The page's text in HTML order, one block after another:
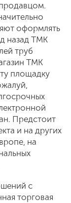
оформлять
назад ТМК
труб
ТМК
площадку
Предстоит
и на других
на
с
торговая